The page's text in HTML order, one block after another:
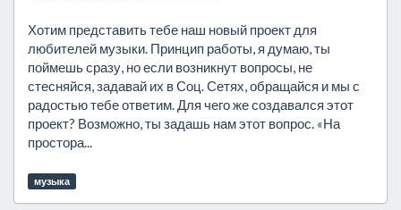
Хотим представить тебе наш новый проект для
любителей музыки. Принцип работы, я думаю, ты
поймешь сразу, но если возникнут вопросы, не
стесняйся, задавай их в Соц. Сетях, обращайся и мы с
радостью тебе ответим. Для чего же создавался этот
проект? Возможно, ты задашь нам этот вопрос. «На
простора...
музыка